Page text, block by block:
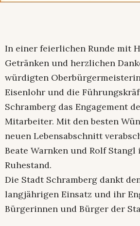
In einer feierlichen Runde mit
Getränken und herzlichen
würdigten
Eisenlohr und die
Schramberg das Engagement
Mitarbeiter. Mit den besten
neuen Lebensabschnitt
Beate Warnken und Rolf Stangl
Ruhestand.
Die Stadt Schramberg dankt
langjährigen Einsatz und ihr
Bürgerinnen und Bürger der